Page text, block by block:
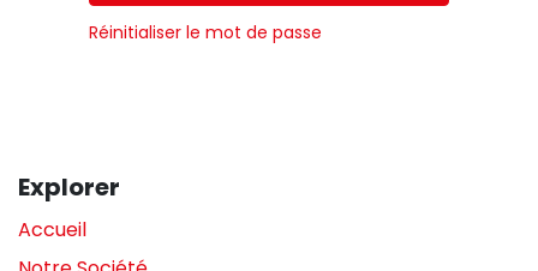
Réinitialiser le mot de passe
Explorer
Accueil